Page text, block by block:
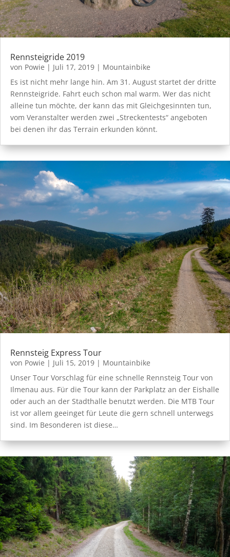
Rennsteigride 2019
von Powie | Juli 17, 2019 | Mountainbike
Es ist nicht mehr lange hin. Am 31. August startet der dritte
Rennsteigride. Fahrt euch schon mal warm. Wer das nicht
alleine tun möchte, der kann das mit Gleichgesinnten tun,
vom Veranstalter werden zwei „Streckentests“ angeboten
bei denen ihr das Terrain erkunden könnt.
Rennsteig Express Tour
von Powie | Juli 15, 2019 | Mountainbike
Unser Tour Vorschlag für eine schnelle Rennsteig Tour von
Ilmenau aus. Für die Tour kann der Parkplatz an der Eishalle
oder auch an der Stadthalle benutzt werden. Die MTB Tour
ist vor allem geeinget für Leute die gern schnell unterwegs
sind. Im Besonderen ist diese…